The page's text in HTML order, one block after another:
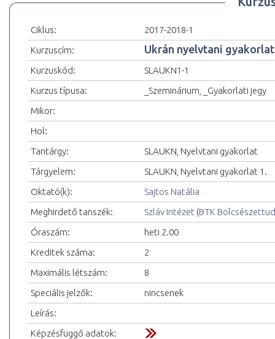
Ciklus:
2017-2018-1
Kurzuscím:
Ukrán nyelvtani
Kurzuskód:
SLAUKN1-1
Kurzus típusa:
_Szeminárium, _Gyakorlati jegy
Mikor:
Hol:
Tantárgy:
SLAUKN, Nyelvtani gyakorlat
Tárgyelem:
SLAUKN, Nyelvtani gyakorlat 1.
Oktató(k):
Sajtos Natália
Meghirdető tanszék:
Szláv Intézet (BTK
Óraszám:
heti 2.00
Kreditek száma:
2
Maximális létszám:
8
Speciális jelzők:
nincsenek
Leírás:
Képzésfüggő adatok: